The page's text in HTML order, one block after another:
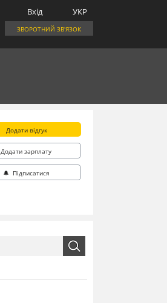
УКР
Вхід
ЗВОРОТНИЙ ЗВ'ЯЗОК
Додати відгук
Додати зарплату
🔔 Підписатися